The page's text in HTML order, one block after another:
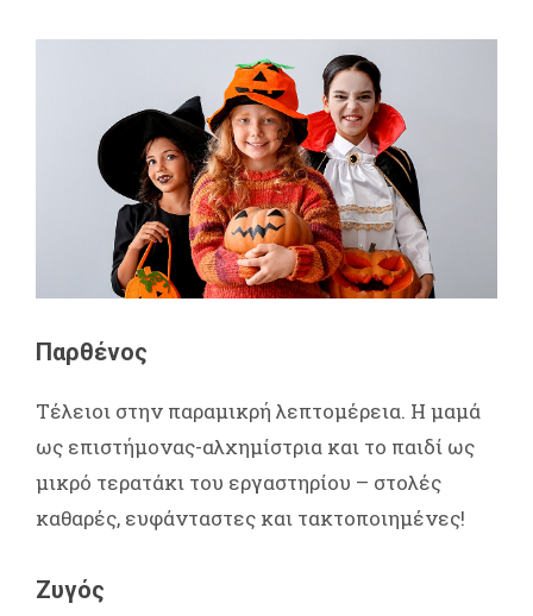
Παρθένος
Τέλειοι στην παραμικρή λεπτομέρεια. Η μαμά
ως επιστήμονας-αλχημίστρια και το παιδί ως
μικρό τερατάκι του εργαστηρίου – στολές
καθαρές, ευφάνταστες και τακτοποιημένες!
Ζυγός